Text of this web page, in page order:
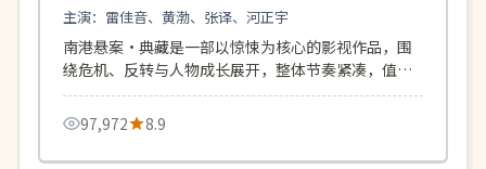
主演： 雷佳音、黄渤、张译、河正宇
南港悬案·典藏是一部以惊悚为核心的影视作品，围
绕危机、反转与人物成长展开，整体节奏紧凑，值得
推荐观看。
97,972
8.9
连载中 120分钟